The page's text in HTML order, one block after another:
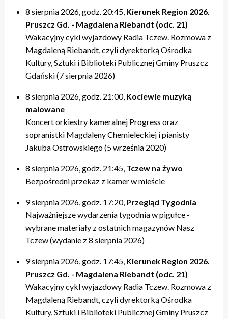
8 sierpnia 2026, godz. 20:45, Kierunek Region 2026.
Pruszcz Gd. - Magdalena Riebandt (odc. 21)
Wakacyjny cykl wyjazdowy Radia Tczew. Rozmowa z
Magdaleną Riebandt, czyli dyrektorką Ośrodka
Kultury, Sztuki i Biblioteki Publicznej Gminy Pruszcz
Gdański (7 sierpnia 2026)
8 sierpnia 2026, godz. 21:00, Kociewie muzyką
malowane
Koncert orkiestry kameralnej Progress oraz
sopranistki Magdaleny Chemieleckiej i pianisty
Jakuba Ostrowskiego (5 września 2020)
8 sierpnia 2026, godz. 21:45, Tczew na żywo
Bezpośredni przekaz z kamer w mieście
9 sierpnia 2026, godz. 17:20, Przegląd Tygodnia
Najważniejsze wydarzenia tygodnia w pigułce -
wybrane materiały z ostatnich magazynów Nasz
Tczew (wydanie z 8 sierpnia 2026)
9 sierpnia 2026, godz. 17:45, Kierunek Region 2026.
Pruszcz Gd. - Magdalena Riebandt (odc. 21)
Wakacyjny cykl wyjazdowy Radia Tczew. Rozmowa z
Magdaleną Riebandt, czyli dyrektorką Ośrodka
Kultury, Sztuki i Biblioteki Publicznej Gminy Pruszcz